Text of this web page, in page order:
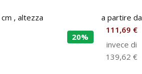
, altezza
20%
a partire da
111,69 €
invece di
139,62 €